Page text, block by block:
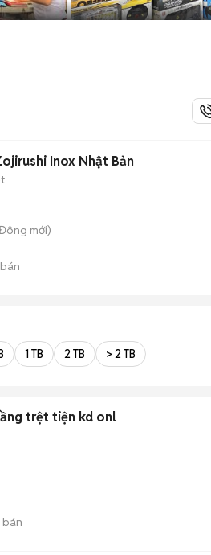
Inox Nhật Bản
Đông mới)
1 TB 2 TB > 2 TB
trệt tiện kd onl
bán